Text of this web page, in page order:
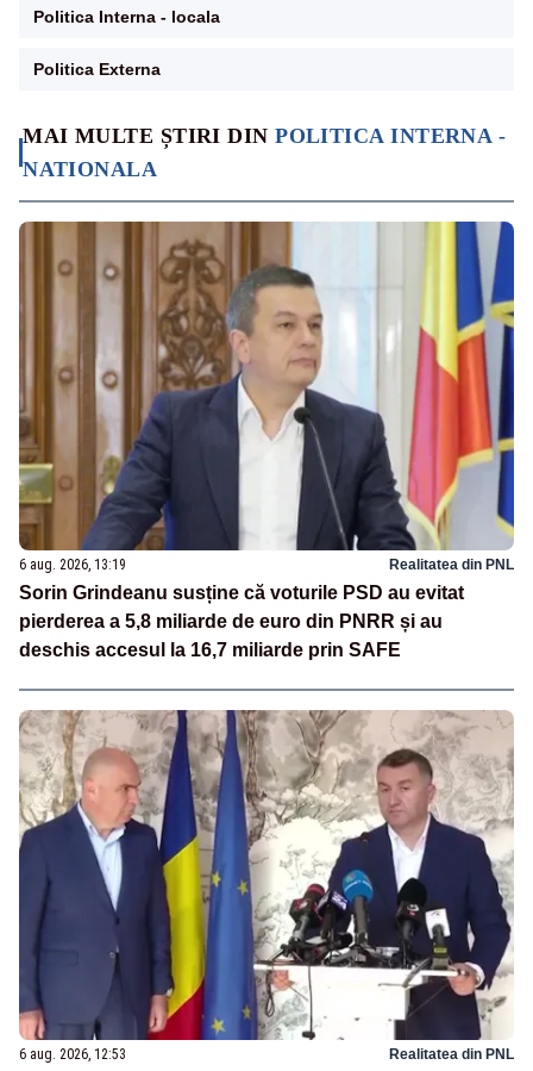
MAI MULTE ȘTIRI DINPOLITICA INTERNA -
NATIONALA
6 aug. 2026, 13:19 Realitatea din PNL
Sorin Grindeanu susține că voturile PSD au evitat
pierderea a 5,8 miliarde de euro din PNRR și au
deschis accesul la 16,7 miliarde prin SAFE
6 aug. 2026, 12:53 Realitatea din PNL
Politica Interna - locala
Politica Externa